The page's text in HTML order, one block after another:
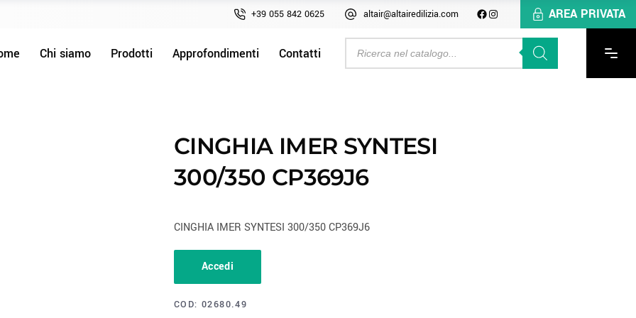
+39 055 842 0625 altair@altairedilizia.com AREA PRIVATA
Chi siamo Prodotti Approfondimenti Contatti
CINGHIA IMER SYNTESI
300/350 CP369J6
CINGHIA IMER SYNTESI 300/350 CP369J6
Accedi
COD: 02680.49